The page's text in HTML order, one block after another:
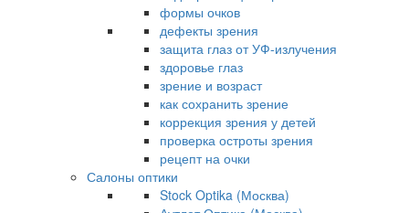
формы очков
дефекты зрения
защита глаз от УФ-излучения
здоровье глаз
зрение и возраст
как сохранить зрение
коррекция зрения у детей
проверка остроты зрения
рецепт на очки
Салоны оптики
Stock Optika (Москва)